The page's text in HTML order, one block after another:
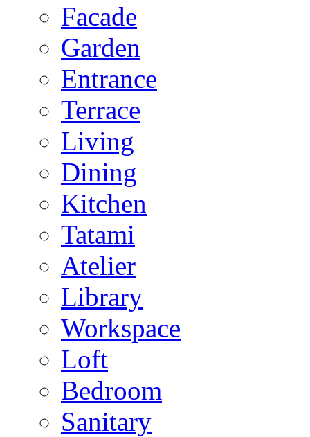
Facade
Garden
Entrance
Terrace
Living
Dining
Kitchen
Tatami
Atelier
Library
Workspace
Loft
Bedroom
Sanitary